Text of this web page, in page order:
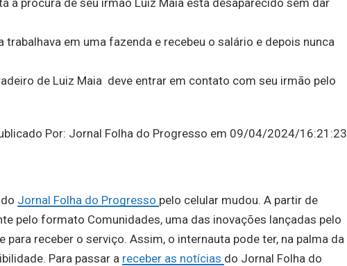
à procura de seu irmão Luiz Maia está desaparecido sem dar
em uma fazenda e recebeu o salário e depois nunca
de Luiz Maia deve entrar em contato com seu irmão pelo
Por: Jornal Folha do Progresso em 09/04/2024/16:21:23
Jornal Folha do Progresso pelo celular mudou. A partir de
pelo formato Comunidades, uma das inovações lançadas pelo
para receber o serviço. Assim, o internauta pode ter, na palma da
Para passar a receber as notícias do Jornal Folha do